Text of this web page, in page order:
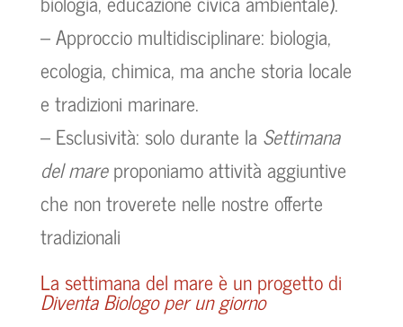
– Approccio multidisciplinare: biologia,
ecologia, chimica, ma anche storia locale
e tradizioni marinare.
– Esclusività: solo durante la Settimana
del mareproponiamo attività aggiuntive
che non troverete nelle nostre offerte
tradizionali
La settimana del mare è un progetto di
Diventa Biologo per un giorno